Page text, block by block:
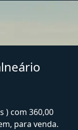
) com 360,00
para venda.